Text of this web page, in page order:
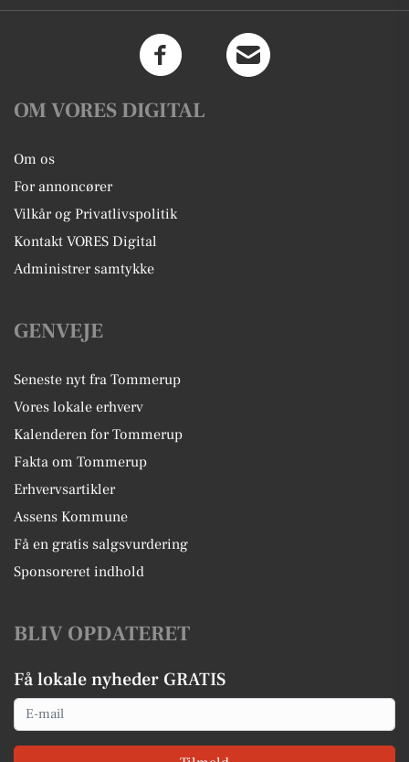
OM VORES DIGITAL
Om os
For annoncører
Vilkår og Privatlivspolitik
Kontakt VORES Digital
Administrer samtykke
GENVEJE
Seneste nyt fra Tommerup
Vores lokale erhverv
Kalenderen for Tommerup
Fakta om Tommerup
Erhvervsartikler
Assens Kommune
Få en gratis salgsvurdering
Sponsoreret indhold
BLIV OPDATERET
Få lokale nyheder GRATIS
Email